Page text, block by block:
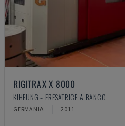
RIGITRAX X 8000
KIHEUNG - FRESATRICE A BANCO
GERMANIA 2011